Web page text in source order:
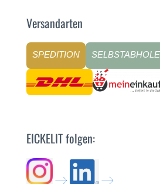
Versandarten
SPEDITION
EICKELIT folgen: